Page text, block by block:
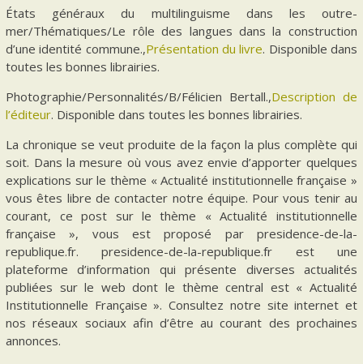
États généraux du multilinguisme dans les outre-
mer/Thématiques/Le rôle des langues dans la construction
d’une identité commune.,Présentation du livre. Disponible dans
toutes les bonnes librairies.
Photographie/Personnalités/B/Félicien Bertall.,Description de
l’éditeur. Disponible dans toutes les bonnes librairies.
La chronique se veut produite de la façon la plus complète qui
soit. Dans la mesure où vous avez envie d’apporter quelques
explications sur le thème « Actualité institutionnelle française »
vous êtes libre de contacter notre équipe. Pour vous tenir au
courant, ce post sur le thème « Actualité institutionnelle
française », vous est proposé par presidence-de-la-
republique.fr. presidence-de-la-republique.fr est une
plateforme d’information qui présente diverses actualités
publiées sur le web dont le thème central est « Actualité
Institutionnelle Française ». Consultez notre site internet et
nos réseaux sociaux afin d’être au courant des prochaines
annonces.